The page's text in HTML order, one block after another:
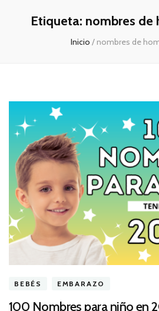
Etiqueta: nombres de
Inicio / nombres de
BEBÉS EMBARAZO
100 Nombres para niño en